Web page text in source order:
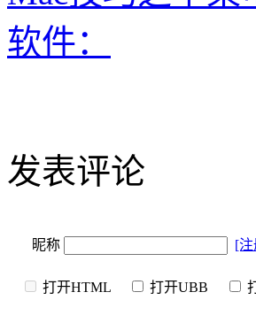
软件：
发表评论
昵称 [
打开HTML 打开UBB